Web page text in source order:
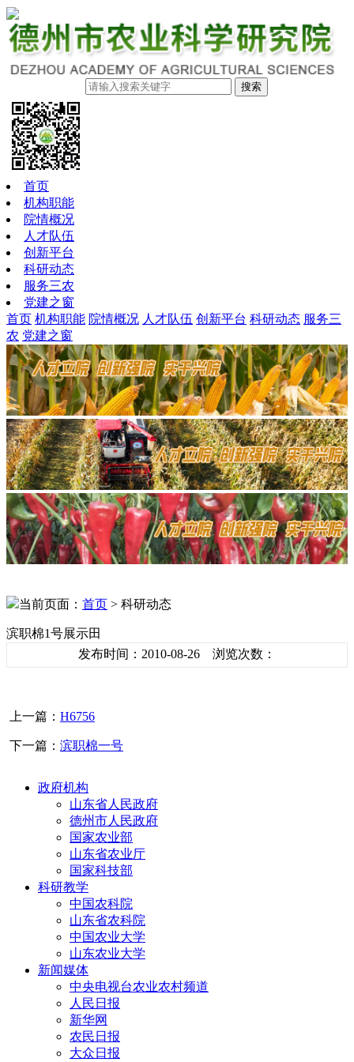
搜索
首页
机构职能
院情概况
人才队伍
创新平台
科研动态
服务三农
党建之窗
首页 机构职能 院情概况 人才队伍 创新平台 科研动态 服务三
农 党建之窗
当前页面： 首页 > 科研动态
滨职棉1号展示田
发布时间：2010-08-26 浏览次数：
上一篇： H6756
下一篇： 滨职棉一号
政府机构
山东省人民政府
德州市人民政府
国家农业部
山东省农业厅
国家科技部
科研教学
中国农科院
山东省农科院
中国农业大学
山东农业大学
新闻媒体
中央电视台农业农村频道
人民日报
新华网
农民日报
大众日报